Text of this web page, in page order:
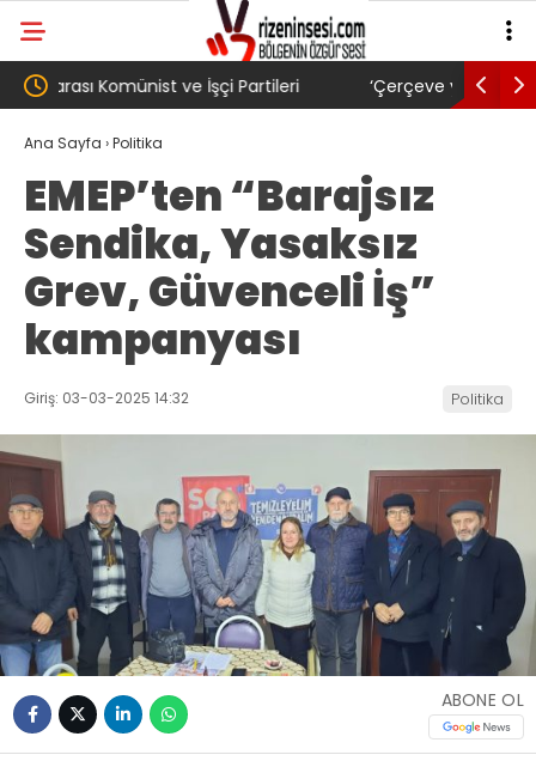
‘Çerçeve yasa’ kanun teklifi Adalet
Komisyonu’ndan geçti
AKP’li
Ana Sayfa ›Politika
EMEP’ten “Barajsız
Sendika, Yasaksız
Grev, Güvenceli İş”
kampanyası
Giriş: 03-03-2025 14:32 Politika
ABONE OL